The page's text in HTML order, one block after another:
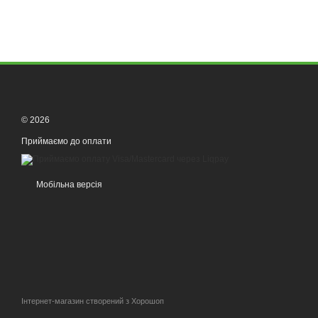
© 2026
Приймаємо до оплати
Мобільна версія
Інтернет-магазин створений з Хорошоп